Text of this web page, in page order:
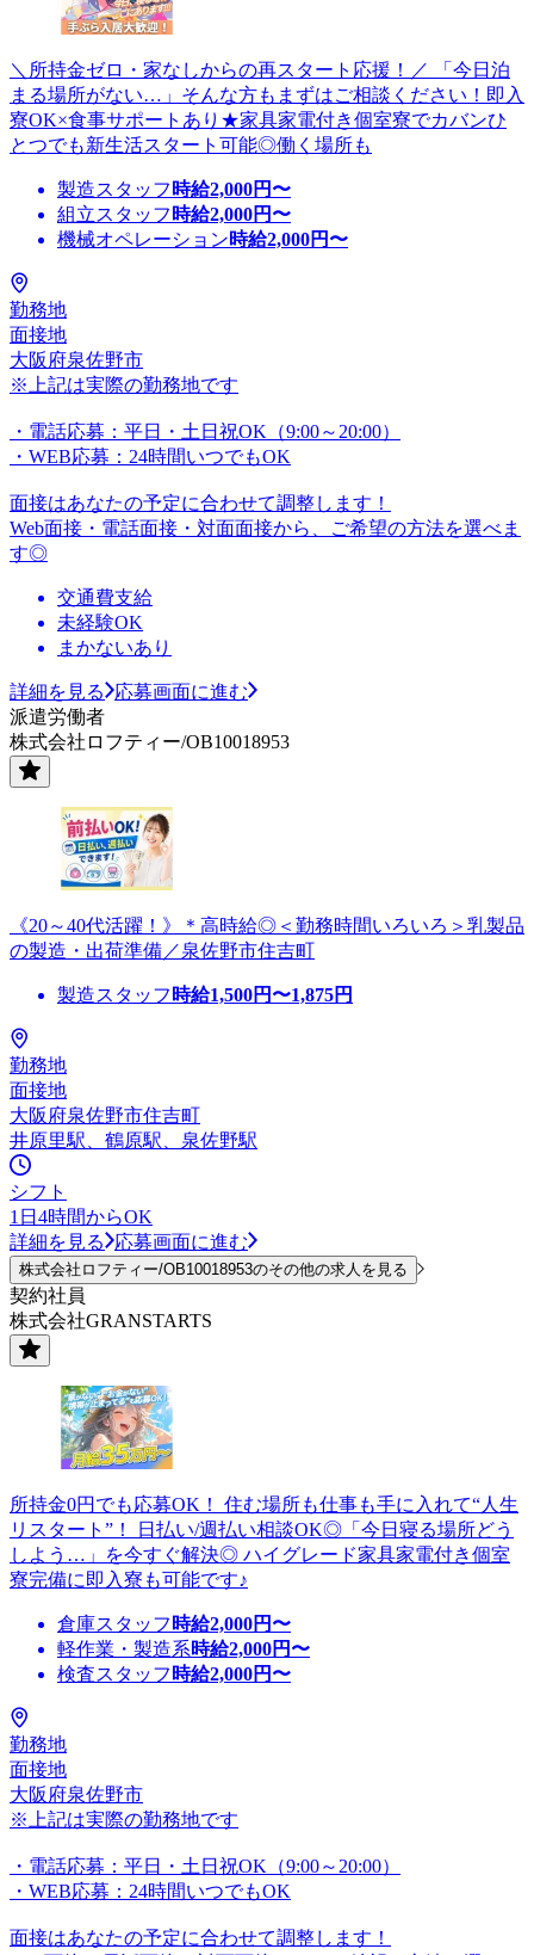
＼所持金ゼロ・家なしからの再スタート応援！／ 「今日泊
まる場所がない…」そんな方もまずはご相談ください！即入
寮OK×食事サポートあり★家具家電付き個室寮でカバンひ
とつでも新生活スタート可能◎働く場所も
製造スタッフ 時給2,000円〜
組立スタッフ 時給2,000円〜
機械オペレーション時給2,000円〜
勤務地
面接地
大阪府泉佐野市
※上記は実際の勤務地です
・電話応募：平日・土日祝OK（9:00～20:00）
・WEB応募：24時間いつでもOK
面接はあなたの予定に合わせて調整します！
Web面接・電話面接・対面面接から、ご希望の方法を選べま
す◎
交通費支給
未経験OK
まかないあり
詳細を見る
応募画面に進む
派遣労働者
株式会社ロフティー/OB10018953
《20～40代活躍！》＊高時給◎＜勤務時間いろいろ＞乳製品
の製造・出荷準備／泉佐野市住吉町
製造スタッフ 時給1,500円〜1,875円
勤務地
面接地
大阪府泉佐野市住吉町
井原里駅、鶴原駅、泉佐野駅
シフト
1日4時間からOK
詳細を見る
応募画面に進む
株式会社ロフティー/OB10018953のその他の求人を見る
契約社員
株式会社GRANSTARTS
所持金0円でも応募OK！ 住む場所も仕事も手に入れて“人生
リスタート”！ 日払い/週払い相談OK◎「今日寝る場所どう
しよう…」を今すぐ解決◎ ハイグレード家具家電付き個室
寮完備に即入寮も可能です♪
倉庫スタッフ 時給2,000円〜
軽作業・製造系時給2,000円〜
検査スタッフ 時給2,000円〜
勤務地
面接地
大阪府泉佐野市
※上記は実際の勤務地です
・電話応募：平日・土日祝OK（9:00～20:00）
・WEB応募：24時間いつでもOK
面接はあなたの予定に合わせて調整します！